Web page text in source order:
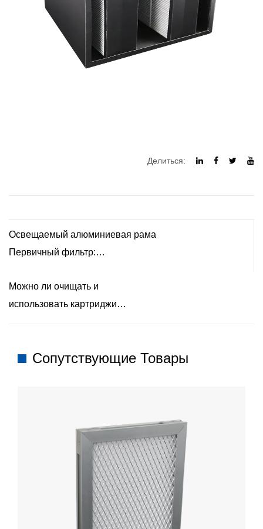
Делиться:
Освещаемый алюминиевая рама
Первичный фильтр:
первичная воздушная
фильтрационная раствор
Можно ли очищать и
использовать картриджи
цилиндрического фильтра?
Сопутствующие Товары